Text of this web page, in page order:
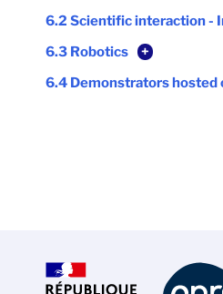
6.2 Scientific interaction -
6.3 Robotics
+
6.4 Demonstrators hosted